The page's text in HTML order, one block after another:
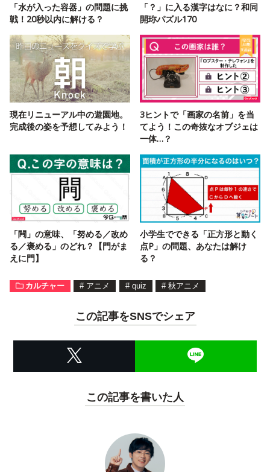
「水が入った容器」の問題に挑
戦！20秒以内に解ける？
「？」に入る漢字はなに？和同
開珎パズル170
現在リニューアル中の遊園地。
完成後の姿を予想してみよう！
3ヒントで「画家の名前」を当
てよう！この奇抜なオブジェは
一体…？
「闁」の意味、「努める／改め
る／褒める」のどれ？【門がま
えに門】
小学生でできる「正方形と動く
点P」の問題、あなたは解け
る？
カルチャー # アニメ # quiz # 秋アニメ
この記事をSNSでシェア
この記事を書いた人